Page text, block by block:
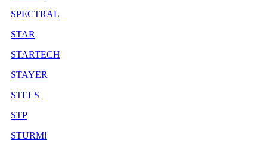
SPECTRAL
STAR
STARTECH
STAYER
STELS
STP
STURM!